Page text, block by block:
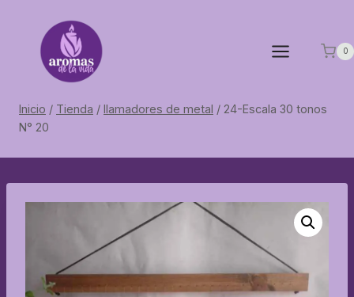
contenido
0
Inicio / Tienda / llamadores de metal / 24-Escala 30 tonos
N° 20